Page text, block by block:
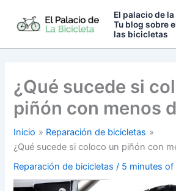
El palacio de la
Tu blog sobre
las bicicletas
¿Qué sucede si
piñón con menos
Inicio
Reparación de bicicletas
¿Qué sucede si coloco un piñón con
Reparación de bicicletas / 5 minutes of